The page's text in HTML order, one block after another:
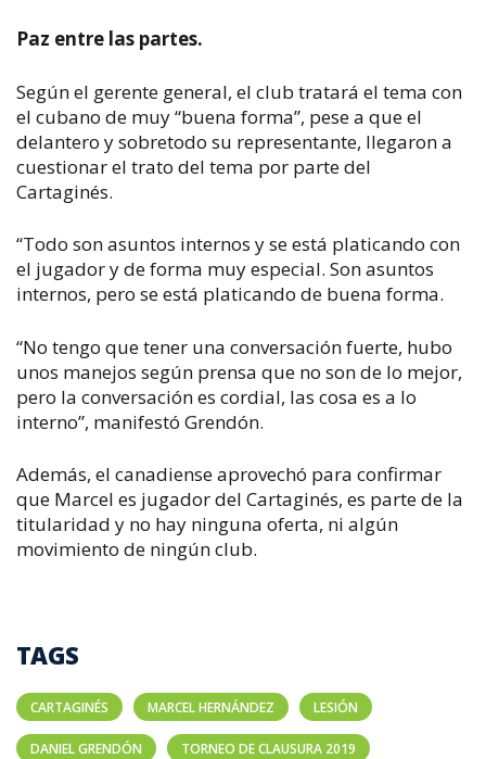
Paz entre las partes.
Según el gerente general, el club tratará el tema con
el cubano de muy “buena forma”, pese a que el
delantero y sobretodo su representante, llegaron a
cuestionar el trato del tema por parte del
Cartaginés.
“Todo son asuntos internos y se está platicando con
el jugador y de forma muy especial. Son asuntos
internos, pero se está platicando de buena forma.
“No tengo que tener una conversación fuerte, hubo
unos manejos según prensa que no son de lo mejor,
pero la conversación es cordial, las cosa es a lo
interno”, manifestó Grendón.
Además, el canadiense aprovechó para confirmar
que Marcel es jugador del Cartaginés, es parte de la
titularidad y no hay ninguna oferta, ni algún
movimiento de ningún club.
TAGS
CARTAGINÉS MARCEL HERNÁNDEZ LESIÓN
DANIEL GRENDÓN TORNEO DE CLAUSURA 2019